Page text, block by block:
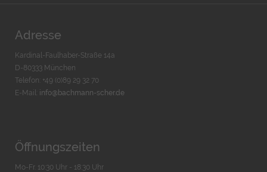
Adresse
Kardinal-Faulhaber-Straße 14a
D-80333 München
Telefon: +49 (0)89 29 32 70
E-Mail: info@bachmann-scher.de
Öffnungszeiten
Mo-Fr. 10:30 Uhr - 18:30 Uhr